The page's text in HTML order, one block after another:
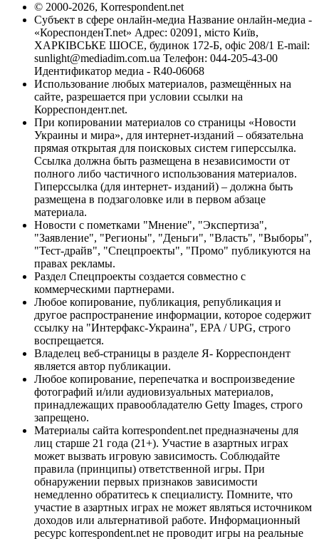
© 2000-2026, Korrespondent.net
Субъект в сфере онлайн-медиа Название онлайн-медиа -
«КореспонденТ.net» Адрес: 02091, місто Київ,
ХАРКІВСЬКЕ ШОСЕ, будинок 172-Б, офіс 208/1 E-mail:
sunlight@mediadim.com.ua Телефон: 044-205-43-00
Идентификатор медиа - R40-06068
Использование любых материалов, размещённых на
сайте, разрешается при условии ссылки на
Корреспондент.net.
При копировании материалов со страницы «Новости
Украины и мира», для интернет-изданий – обязательна
прямая открытая для поисковых систем гиперссылка.
Ссылка должна быть размещена в независимости от
полного либо частичного использования материалов.
Гиперссылка (для интернет- изданий) – должна быть
размещена в подзаголовке или в первом абзаце
материала.
Новости с пометками "Мнение", "Экспертиза",
"Заявление", "Регионы", "Деньги", "Власть", "Выборы",
"Тест-драйв", "Спецпроекты", "Промо" публикуются на
правах рекламы.
Раздел Спецпроекты создается совместно с
коммерческими партнерами.
Любое копирование, публикация, републикация и
другое распространение информации, которое содержит
ссылку на "Интерфакс-Украина", EPA / UPG, строго
воспрещается.
Владелец веб-страницы в разделе Я- Корреспондент
является автор публикации.
Любое копирование, перепечатка и воспроизведение
фотографий и/или аудиовизуальных материалов,
принадлежащих правообладателю Getty Images, строго
запрещено.
Материалы сайта korrespondent.net предназначены для
лиц старше 21 года (21+). Участие в азартных играх
может вызвать игровую зависимость. Соблюдайте
правила (принципы) ответственной игры. При
обнаружении первых признаков зависимости
немедленно обратитесь к специалисту. Помните, что
участие в азартных играх не может являться источником
доходов или альтернативой работе. Информационный
ресурс korrespondent.net не проводит игры на реальные